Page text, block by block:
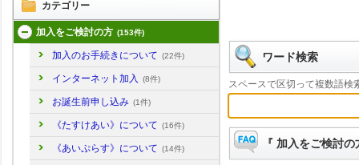
カテゴリー
加入をご検討の方 (153件)
加入のお手続きについて (22件)
インターネット加入 (8件)
お誕生前申し込み (1件)
《たすけあい》について (16件)
《あいぷらす》について (14件)
ワード検索
スペースで区切って複数語検
『 加入をご検討